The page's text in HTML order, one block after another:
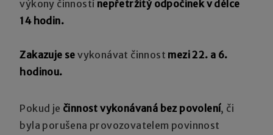
výkony činností nepřetržitý odpočinek v délce
14 hodin.
Zakazuje se vykonávat činnost mezi 22. a 6.
hodinou.
Pokud je činnost vykonávaná bez povolení, či
byla porušena provozovatelem povinnost